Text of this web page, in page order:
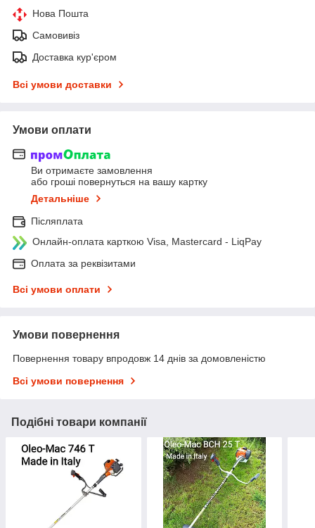
Нова Пошта
Самовивіз
Доставка кур'єром
Всі умови доставки
Умови оплати
Ви отримаєте замовлення
або гроші повернуться на вашу картку
Детальніше
Післяплата
Онлайн-оплата карткою Visa, Mastercard - LiqPay
Оплата за реквізитами
Всі умови оплати
Умови повернення
Повернення товару впродовж 14 днів за домовленістю
Всі умови повернення
Подібні товари компанії